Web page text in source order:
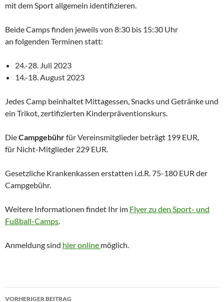
mit dem Sport allgemein identifizieren.
Beide Camps finden jeweils von 8:30 bis 15:30 Uhr
an folgenden Terminen statt:
24.-28. Juli 2023
14.-18. August 2023
Jedes Camp beinhaltet Mittagessen, Snacks und Getränke und
ein Trikot, zertifizierten Kinderpräventionskurs.
DieCampgebührfür Vereinsmitglieder beträgt 199 EUR,
für Nicht-Mitglieder 229 EUR.
Gesetzliche Krankenkassen erstatten i.d.R. 75-180 EUR der
Campgebühr.
Weitere Informationen findet Ihr im Flyer zu den Sport- und
Fußball-Camps.
Anmeldung sind hier online möglich.
Beitragsnavigation
VORHERIGER BEITRAG